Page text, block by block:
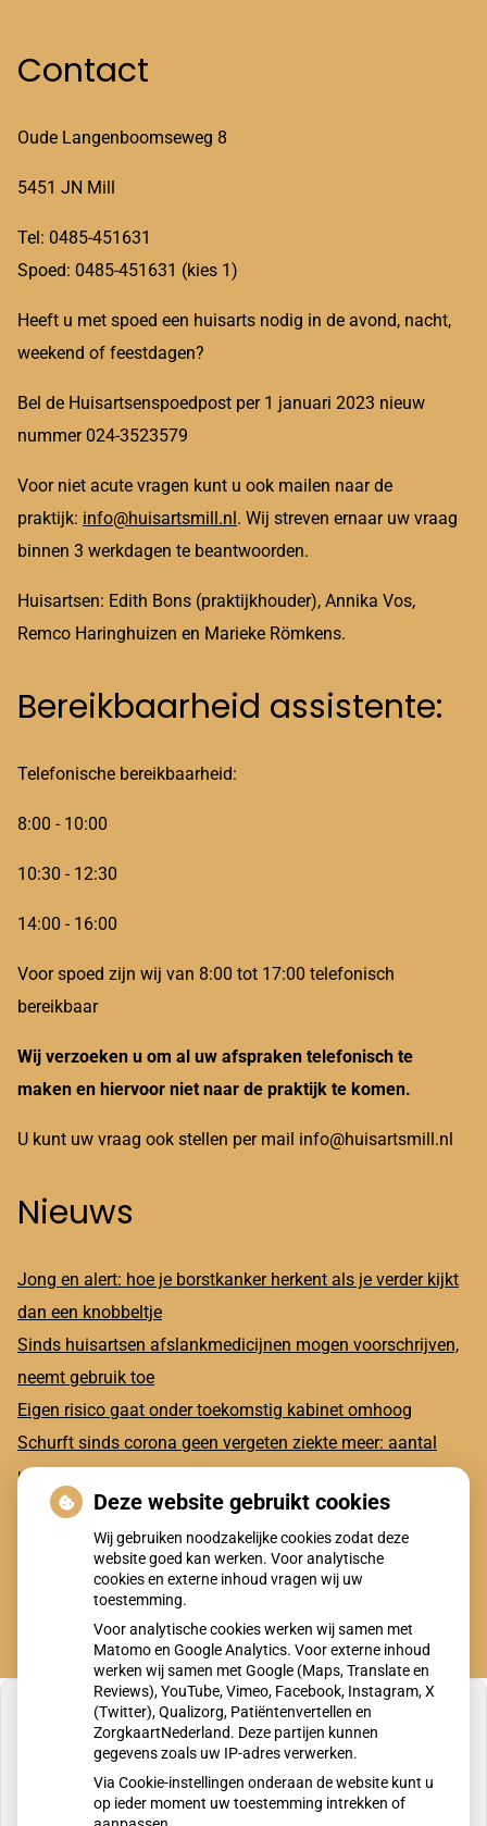
Contact
Oude Langenboomseweg 8
5451 JN Mill
Tel: 0485-451631
Spoed: 0485-451631 (kies 1)
Heeft u met spoed een huisarts nodig in de avond, nacht,
weekend of feestdagen?
Bel de Huisartsenspoedpost per 1 januari 2023 nieuw
nummer 024-3523579
Voor niet acute vragen kunt u ook mailen naar de
praktijk: info@huisartsmill.nl. Wij streven ernaar uw vraag
binnen 3 werkdagen te beantwoorden.
Huisartsen: Edith Bons (praktijkhouder), Annika Vos,
Remco Haringhuizen en Marieke Römkens.
Bereikbaarheid assistente:
Telefonische bereikbaarheid:
8:00 - 10:00
10:30 - 12:30
14:00 - 16:00
Voor spoed zijn wij van 8:00 tot 17:00 telefonisch
bereikbaar
Wij verzoeken u om al uw afspraken telefonisch te
maken en hiervoor niet naar de praktijk te komen.
U kunt uw vraag ook stellen per mail info@huisartsmill.nl
Nieuws
Jong en alert: hoe je borstkanker herkent als je verder kijkt
dan een knobbeltje
Sinds huisartsen afslankmedicijnen mogen voorschrijven,
neemt gebruik toe
Eigen risico gaat onder toekomstig kabinet omhoog
Schurft sinds corona geen vergeten ziekte meer: aantal
uitbraken fors gestegen
CZ vergoedt zorg van twee gespecialiseerde
revalidatieartsen niet meer
U heeft geen toestemming gegeven voor
externe inhoud die nodig is om dit te zien.
Deze website gebruikt cookies
Wij gebruiken noodzakelijke cookies zodat deze
website goed kan werken. Voor analytische
cookies en externe inhoud vragen wij uw
toestemming.
Voor analytische cookies werken wij samen met
Matomo en Google Analytics. Voor externe inhoud
werken wij samen met Google (Maps, Translate en
Reviews), YouTube, Vimeo, Facebook, Instagram, X
(Twitter), Qualizorg, Patiëntenvertellen en
ZorgkaartNederland. Deze partijen kunnen
gegevens zoals uw IP-adres verwerken.
Via Cookie-instellingen onderaan de website kunt u
op ieder moment uw toestemming intrekken of